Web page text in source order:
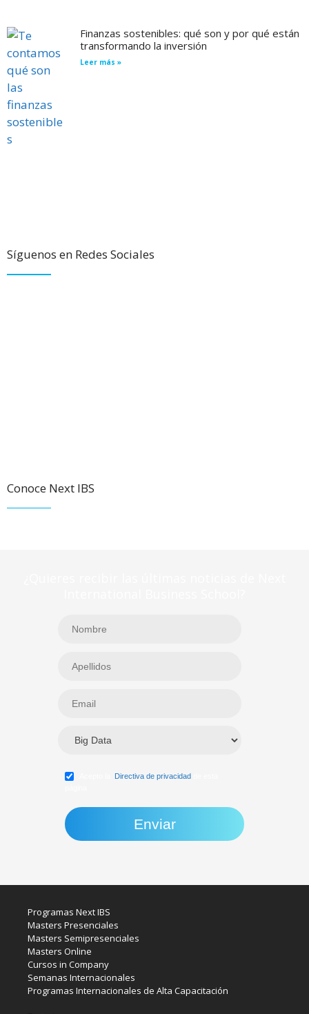
Finanzas sostenibles: qué son y por qué están
transformando la inversión
Leer más »
Síguenos en Redes Sociales
Conoce Next IBS
Directiva de privacidad
Programas Next IBS
Masters Presenciales
Masters Semipresenciales
Masters Online
Cursos in Company
Semanas Internacionales
Programas Internacionales de Alta Capacitación